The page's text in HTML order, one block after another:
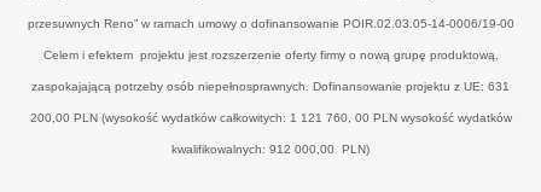
przesuwnych Reno” w ramach umowy o dofinansowanie POIR.02.03.05-14-0006/19-00
Celem i efektem projektu jest rozszerzenie oferty firmy o nową grupę produktową,
zaspokajającą potrzeby osób niepełnosprawnych. Dofinansowanie projektu z UE: 631
200,00 PLN (wysokość wydatków całkowitych: 1 121 760, 00 PLN wysokość wydatków
kwalifikowalnych: 912 000,00 PLN)